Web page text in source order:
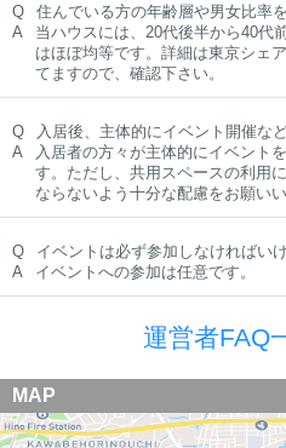
Q
住んでいる方の年齢層や男女比率
A
当ハウスには、20代後半から40代
はほぼ均等です。詳細は東京シェ
てますので、確認下さい。
Q
入居後、主体的にイベント開催な
A
入居者の方々が主体的にイベント
す。ただし、共用スペースの利用
ならないよう十分な配慮をお願いい
Q
イベントは必ず参加しなければい
A
イベントへの参加は任意です。
運営者FAQ
MAP